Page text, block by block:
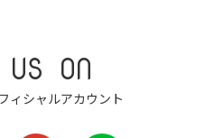
US ON
ィシャルアカウント